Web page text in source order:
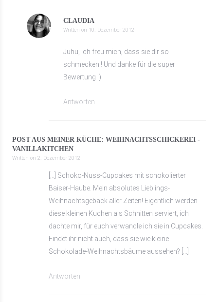
CLAUDIA
Written on 10. Dezember 2012
Juhu, ich freu mich, dass sie dir so
schmecken!! Und danke für die super
Bewertung :)
Antworten
POST AUS MEINER KÜCHE: WEIHNACHTSSCHICKEREI -
VANILLAKITCHEN
Written on 2. Dezember 2012
[…] Schoko-Nuss-Cupcakes mit schokolierter
Baiser-Haube. Mein absolutes Lieblings-
Weihnachtsgebäck aller Zeiten! Eigentlich werden
diese kleinen Kuchen als Schnitten serviert, ich
dachte mir, für euch verwandle ich sie in Cupcakes.
Findet ihr nicht auch, dass sie wie kleine
Schokolade-Weihnachtsbäume aussehen? […]
Antworten